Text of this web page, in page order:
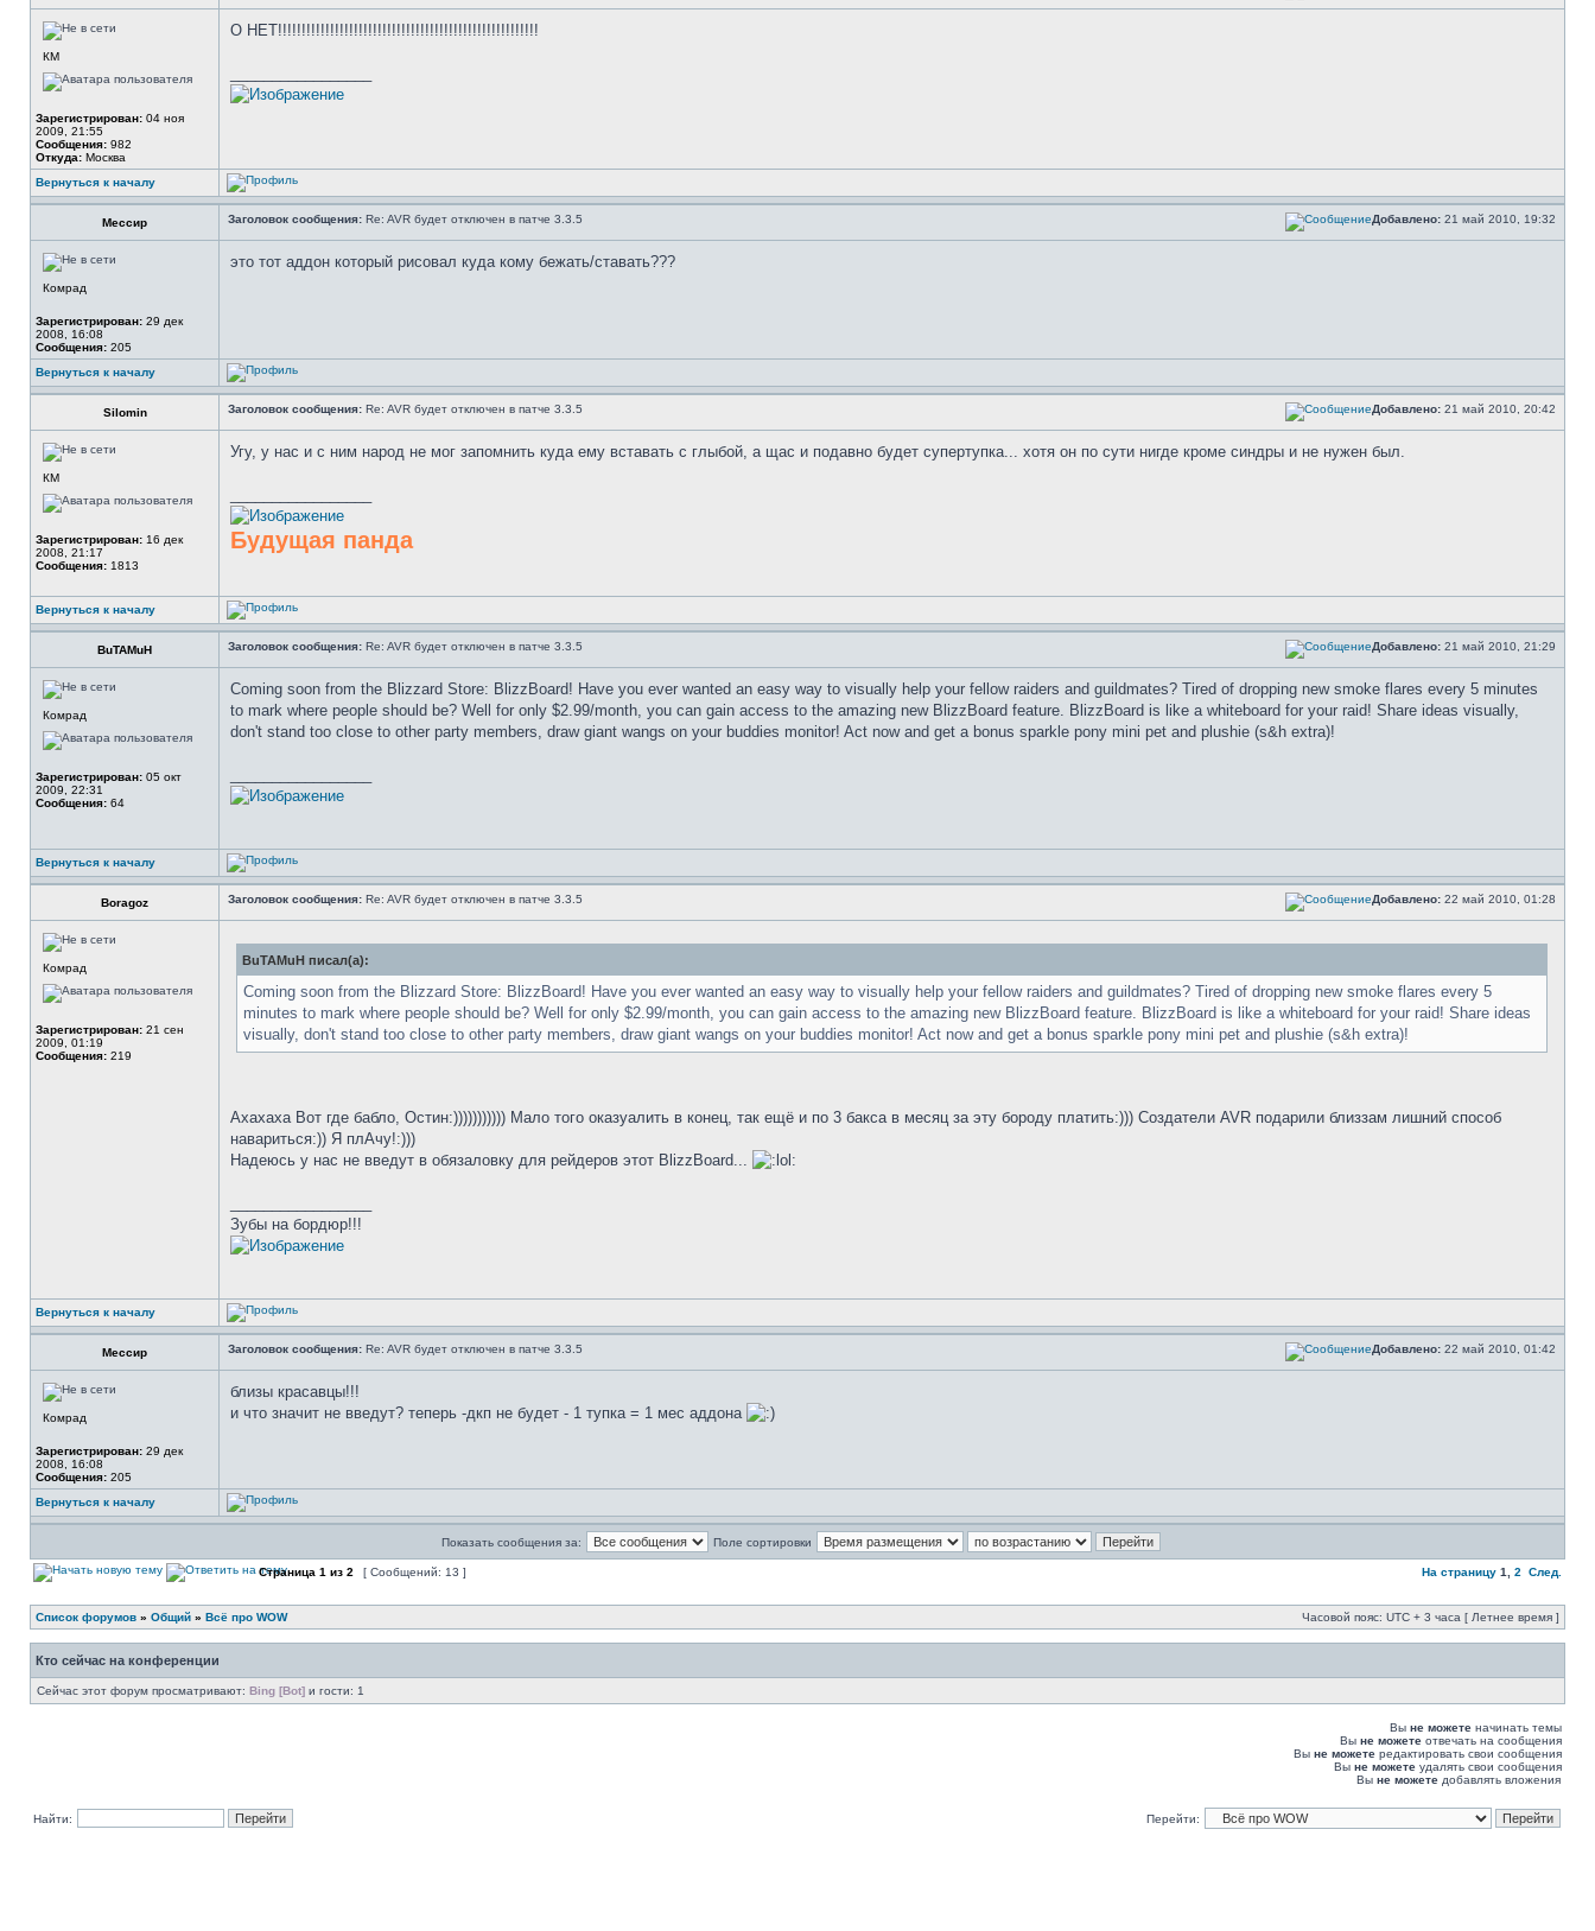
КМ
Зарегистрирован: 04 ноя
2009, 21:55
Сообщения: 982
Откуда: Москва
О НЕТ!!!!!!!!!!!!!!!!!!!!!!!!!!!!!!!!!!!!!!!!!!!!!!!!!!!!!!!
Вернуться к началу
Мессир Заголовок сообщения: Re: AVR будет отключен в патче 3.3.5 Добавлено: 21 май 2010, 19:32
Комрад
Зарегистрирован: 29 дек
2008, 16:08
Сообщения: 205
это тот аддон который рисовал куда кому бежать/ставать???
Вернуться к началу
Silomin Заголовок сообщения: Re: AVR будет отключен в патче 3.3.5 Добавлено: 21 май 2010, 20:42
КМ
Зарегистрирован: 16 дек
2008, 21:17
Сообщения: 1813
Угу, у нас и с ним народ не мог запомнить куда ему вставать с глыбой, а щас и подавно будет супертупка... хотя он по сути нигде кроме синдры и не нужен был.
Будущая панда
Вернуться к началу
BuTAMuH Заголовок сообщения: Re: AVR будет отключен в патче 3.3.5 Добавлено: 21 май 2010, 21:29
Комрад
Зарегистрирован: 05 окт
2009, 22:31
Сообщения: 64
Coming soon from the Blizzard Store: BlizzBoard! Have you ever wanted an easy way to visually help your fellow raiders and guildmates? Tired of dropping new smoke flares every 5 minutes
to mark where people should be? Well for only $2.99/month, you can gain access to the amazing new BlizzBoard feature. BlizzBoard is like a whiteboard for your raid! Share ideas visually,
don't stand too close to other party members, draw giant wangs on your buddies monitor! Act now and get a bonus sparkle pony mini pet and plushie (s&h extra)!
Вернуться к началу
Boragoz Заголовок сообщения: Re: AVR будет отключен в патче 3.3.5 Добавлено: 22 май 2010, 01:28
Комрад
Зарегистрирован: 21 сен
2009, 01:19
Сообщения: 219
BuTAMuH писал(а):
Coming soon from the Blizzard Store: BlizzBoard! Have you ever wanted an easy way to visually help your fellow raiders and guildmates? Tired of dropping new smoke flares every 5
minutes to mark where people should be? Well for only $2.99/month, you can gain access to the amazing new BlizzBoard feature. BlizzBoard is like a whiteboard for your raid! Share ideas
visually, don't stand too close to other party members, draw giant wangs on your buddies monitor! Act now and get a bonus sparkle pony mini pet and plushie (s&h extra)!
Ахахаха Вот где бабло, Остин:))))))))))) Мало того оказуалить в конец, так ещё и по 3 бакса в месяц за эту бороду платить:))) Создатели AVR подарили близзам лишний способ
навариться:)) Я плАчу!:)))
Надеюсь у нас не введут в обязаловку для рейдеров этот BlizzBoard...
Зубы на бордюр!!!
Вернуться к началу
Мессир Заголовок сообщения: Re: AVR будет отключен в патче 3.3.5 Добавлено: 22 май 2010, 01:42
Комрад
Зарегистрирован: 29 дек
2008, 16:08
Сообщения: 205
близы красавцы!!!
и что значит не введут? теперь -дкп не будет - 1 тупка = 1 мес аддона
Вернуться к началу
Показать сообщения за: Поле сортировки
Страница 1 из 2 [ Сообщений: 13 ] На страницу 1 2 След.
Список форумов » Общий » Всё про WOW Часовой пояс: UTC + 3 часа [ Летнее время ]
Кто сейчас на конференции
Сейчас этот форум просматривают: Bing [Bot] и гости: 1
Вы не можете начинать темы
Вы не можете отвечать на сообщения
Вы не можете редактировать свои сообщения
Вы не можете удалять свои сообщения
Вы не можете добавлять вложения
Найти: Перейти: